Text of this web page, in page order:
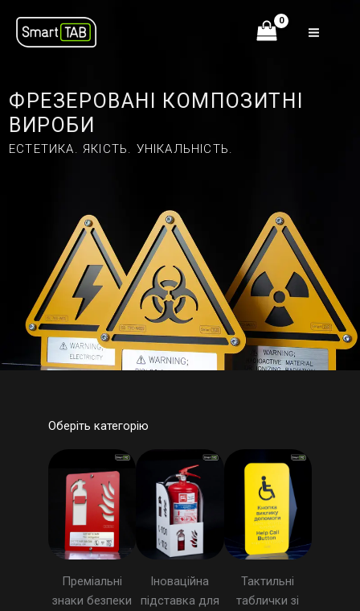
вмісту
ФРЕЗЕРОВАНІ КОМПОЗИТНІ
ВИРОБИ
ЕСТЕТИКА. ЯКІСТЬ. УНІКАЛЬНІСТЬ.
Оберіть категорію
Преміальні
знаки безпеки
Іноваційна
підставка для
Тактильні
таблички зі